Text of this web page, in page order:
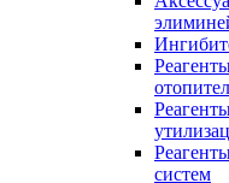
систем